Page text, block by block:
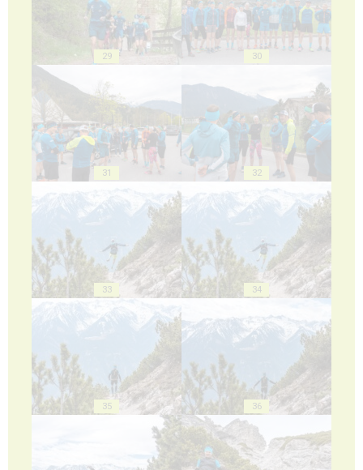
29 30
31 32
33 34
35 36